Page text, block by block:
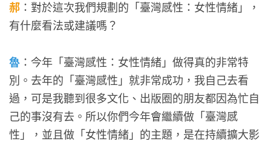
郝 ：對於這次我們規劃的「臺灣感性：女性情緒」，
有什麼看法或建議嗎？
魯 ：今年「臺灣感性：女性情緒」做得真的非常特
別。去年的「臺灣感性」就非常成功，我自己去看
過，可是我聽到很多文化、出版圈的朋友都因為忙自
己的事沒有去。所以你們今年會繼續做「臺灣感
性」，並且做「女性情緒」的主題，是在持續擴大影